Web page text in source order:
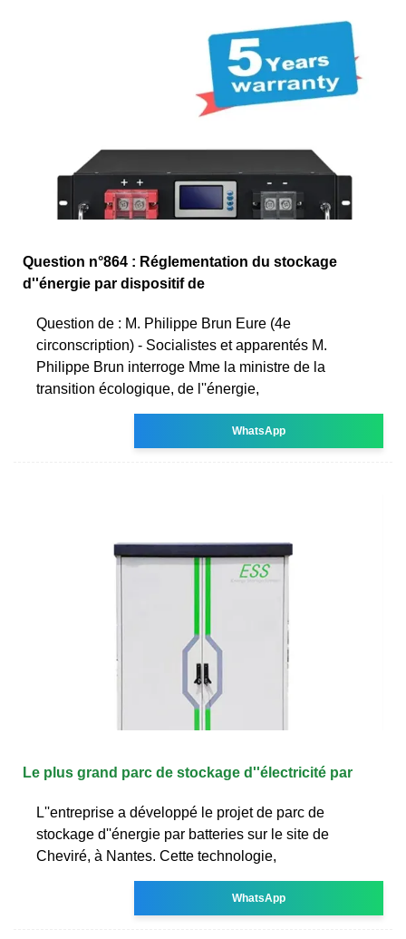
Question n°864 : Réglementation du stockage
d''énergie par dispositif de
Question de : M. Philippe Brun Eure (4e
circonscription) - Socialistes et apparentés M.
Philippe Brun interroge Mme la ministre de la
transition écologique, de l''énergie,
WhatsApp
Le plus grand parc de stockage d''électricité par
L''entreprise a développé le projet de parc de
stockage d''énergie par batteries sur le site de
Cheviré, à Nantes. Cette technologie,
WhatsApp